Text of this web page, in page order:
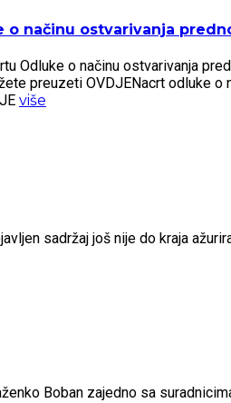
načinu ostvarivanja
Odluke o načinu ostvarivanja
preuzeti OVDJENacrt odluke
više
sadržaj još nije do kraja
Boban zajedno sa